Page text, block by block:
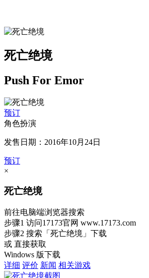
死亡绝境
Push For Emor
预订
角色扮演
发售日期：2016年10月24日
预订
×
死亡绝境
前往电脑端浏览器搜索
步骤1 访问17173官网 www.17173.com
步骤2 搜索 「死亡绝境」 下载
或 直接获取
Windows 版下载
详细 评价 新闻 相关游戏